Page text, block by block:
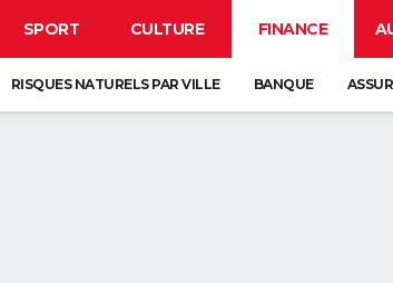
SPORT CULTURE FINANCE
RISQUES NATURELS PAR VILLE BANQUE